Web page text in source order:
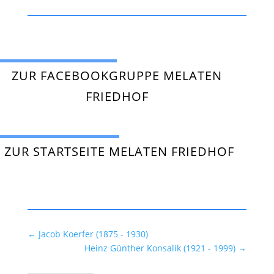
ZUR FACEBOOKGRUPPE MELATEN
FRIEDHOF
ZUR STARTSEITE MELATEN FRIEDHOF
← Jacob Koerfer (1875 - 1930)
Heinz Günther Konsalik (1921 - 1999) →